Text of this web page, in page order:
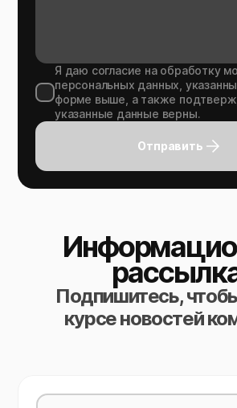
Я даю согласие на обработку
персональных данных,
форме выше, а также
указанные данные верны.
Отправить
Подпишитесь,
курсе новостей